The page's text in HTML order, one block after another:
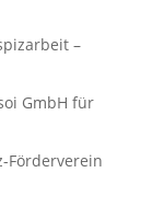
–
GmbH für
Förderverein